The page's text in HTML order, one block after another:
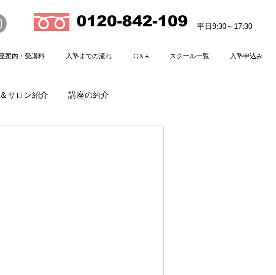
平日9:30～17:30
0120-842-109
案内・受講料 入塾までの流れ Q＆A スクール一覧 入塾申込み
サロン紹介 講座の紹介